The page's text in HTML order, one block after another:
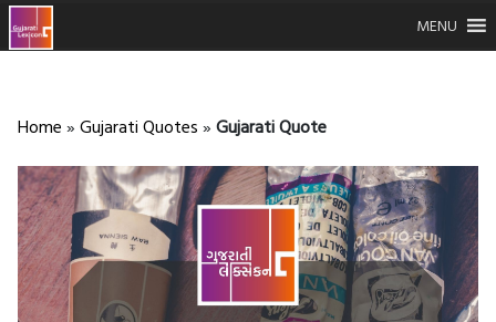
MENU
Home » Gujarati Quotes » Gujarati Quote